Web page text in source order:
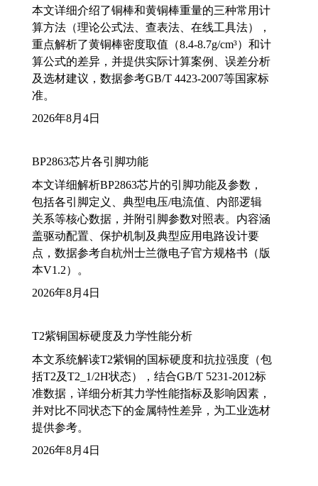
本文详细介绍了铜棒和黄铜棒重量的三种常用计
算方法（理论公式法、查表法、在线工具法），
重点解析了黄铜棒密度取值（8.4-8.7g/cm³）和计
算公式的差异，并提供实际计算案例、误差分析
及选材建议，数据参考GB/T 4423-2007等国家标
准。
2026年8月4日
BP2863芯片各引脚功能
本文详细解析BP2863芯片的引脚功能及参数，
包括各引脚定义、典型电压/电流值、内部逻辑
关系等核心数据，并附引脚参数对照表。内容涵
盖驱动配置、保护机制及典型应用电路设计要
点，数据参考自杭州士兰微电子官方规格书（版
本V1.2）。
2026年8月4日
T2紫铜国标硬度及力学性能分析
本文系统解读T2紫铜的国标硬度和抗拉强度（包
括T2及T2_1/2H状态），结合GB/T 5231-2012标
准数据，详细分析其力学性能指标及影响因素，
并对比不同状态下的金属特性差异，为工业选材
提供参考。
2026年8月4日